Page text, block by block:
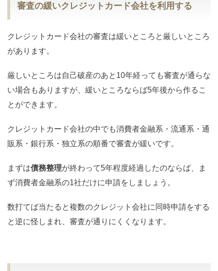
審査の緩いクレジットカード会社を利用する
クレジットカード会社の審査は緩いところと厳しいところ
があります。
厳しいところは自己破産のあと10年経っても審査が通らな
い場合もありますが、緩いところならば5年後から作るこ
とができます。
クレジットカード会社の中でも消費者金融系・流通系・通
販系・銀行系・独立系の順番で審査が緩いです。
まずは債務整理が終わって5年程度経過したのならば、ま
ず消費者金融系の1社だけに申請をしましょう。
数打てば当たると複数のクレジット会社に同時申請をする
と逆に怪しまれ、審査が通りにくくなります。